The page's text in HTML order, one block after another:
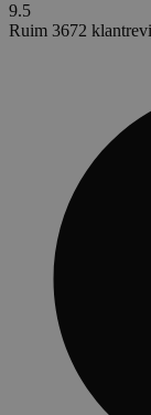
9.5
Ruim 3672